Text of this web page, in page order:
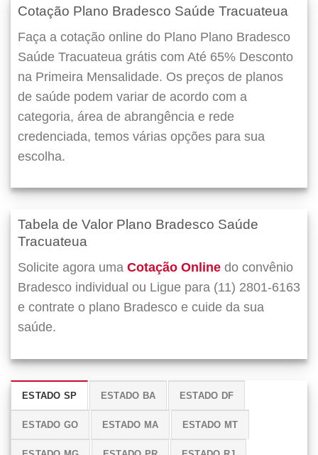
Cotação Plano Bradesco Saúde Tracuateua
Faça a cotação online do Plano Plano Bradesco
Saúde Tracuateua grátis com Até 65% Desconto
na Primeira Mensalidade. Os preços de planos
de saúde podem variar de acordo com a
categoria, área de abrangência e rede
credenciada, temos várias opções para sua
escolha.
Tabela de Valor Plano Bradesco Saúde
Tracuateua
Solicite agora uma Cotação Online do convênio
Bradesco individual ou Ligue para (11) 2801-6163
e contrate o plano Bradesco e cuide da sua
saúde.
ESTADO SP ESTADO BA ESTADO DF
ESTADO GO ESTADO MA ESTADO MT